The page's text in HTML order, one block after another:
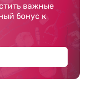
важные
бонус к